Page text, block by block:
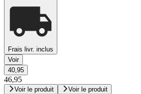
Frais livr. inclus
Voir
40,95
46,95
Voir le produit Voir le produit